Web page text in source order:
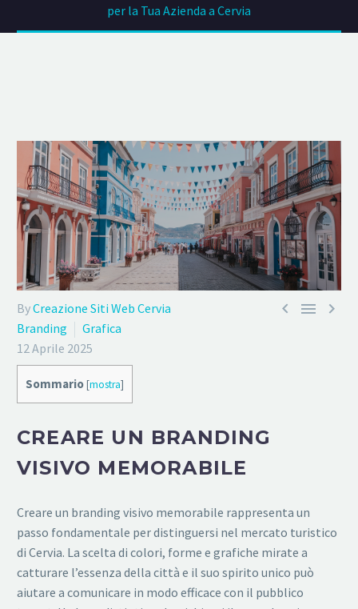
per la Tua Azienda a Cervia
  
ByCreazione Siti Web Cervia
Branding
Grafica
12 Aprile 2025
Sommario[mostra]
CREARE UN BRANDING
VISIVO MEMORABILE
Creare un branding visivo memorabile rappresenta un
passo fondamentale per distinguersi nel mercato turistico
di Cervia. La scelta di colori, forme e grafiche mirate a
catturare l’essenza della città e il suo spirito unico può
aiutare a comunicare in modo efficace con il pubblico